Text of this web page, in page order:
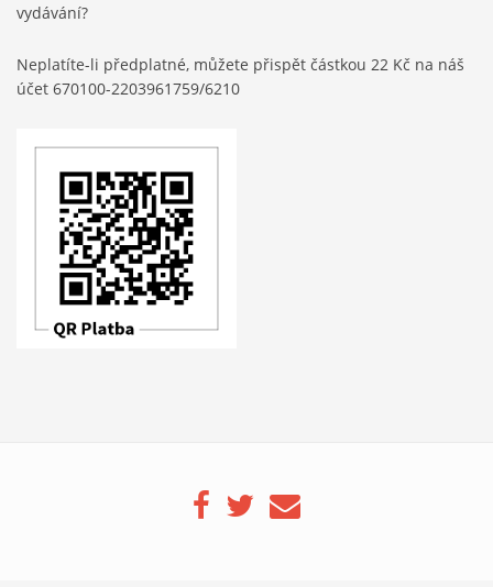
vydávání?
Neplatíte-li předplatné, můžete přispět částkou 22 Kč na náš
účet 670100-2203961759/6210